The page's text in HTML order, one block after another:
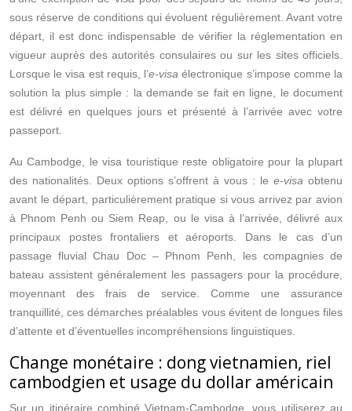
sous réserve de conditions qui évoluent régulièrement. Avant votre
départ, il est donc indispensable de vérifier la réglementation en
vigueur auprès des autorités consulaires ou sur les sites officiels.
Lorsque le visa est requis, l’e-visa électronique s’impose comme la
solution la plus simple : la demande se fait en ligne, le document
est délivré en quelques jours et présenté à l’arrivée avec votre
passeport.
Au Cambodge, le visa touristique reste obligatoire pour la plupart
des nationalités. Deux options s’offrent à vous : le e-visa obtenu
avant le départ, particulièrement pratique si vous arrivez par avion
à Phnom Penh ou Siem Reap, ou le visa à l’arrivée, délivré aux
principaux postes frontaliers et aéroports. Dans le cas d’un
passage fluvial Chau Doc – Phnom Penh, les compagnies de
bateau assistent généralement les passagers pour la procédure,
moyennant des frais de service. Comme une assurance
tranquillité, ces démarches préalables vous évitent de longues files
d’attente et d’éventuelles incompréhensions linguistiques.
Change monétaire : dong vietnamien, riel
cambodgien et usage du dollar américain
Sur un itinéraire combiné Vietnam-Cambodge, vous utiliserez au